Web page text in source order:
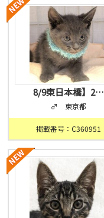
8/9東日本橋】2…
♂ 東京都
掲載番号：C360951